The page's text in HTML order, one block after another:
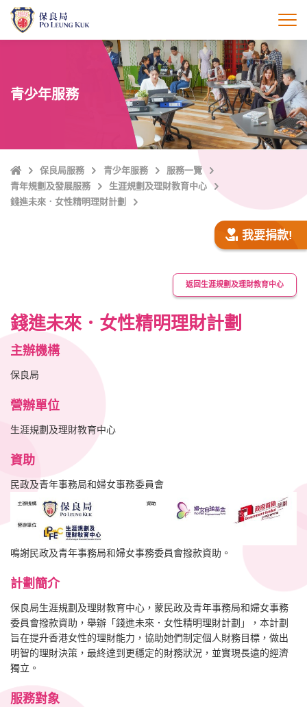
打
青少年服務
主
頁
保良局服務 青少年服務
服務一覽
青年規劃及發展服務
生涯規劃及理財教育中心
錢進未來．女性精明理財計劃
我要捐款!
返回生涯規劃及理財教育中心
錢進未來．女性精明理財計劃
主辦機構
保良局
營辦單位
生涯規劃及理財教育中心
資助
民政及青年事務局和婦女事務委員會
鳴謝民政及青年事務局和婦女事務委員會撥款資助。
計劃 簡介
保良局生涯規劃及理財教育中心，蒙民政及青年事務局和婦女事務
委員會撥款資助，舉辦「錢進未來．女性精明理財計劃」，本計劃
旨在提升香港女性的理財能力，協助她們制定個人財務目標，做出
明智的理財決策，最終達到更穩定的財務狀況，並實現長遠的經濟
獨立。
服務對象